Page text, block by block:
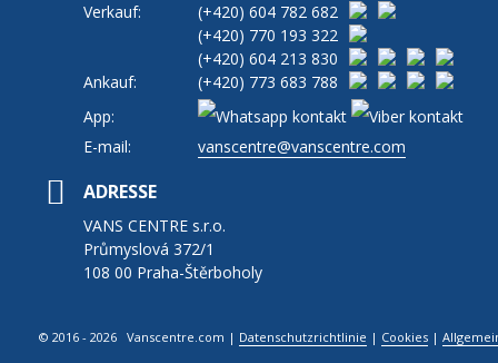
Verkauf:
(+420) 604 782 682
(+420) 770 193 322
(+420) 604 213 830
Ankauf:
(+420) 773 683 788
App:
E-mail:
vanscentre@vanscentre.com
ADRESSE
VANS CENTRE s.r.o.
Průmyslová 372/1
108 00 Praha-Štěrboholy
© 2016 - 2026 Vanscentre.com | Datenschutzrichtlinie | Cookies |